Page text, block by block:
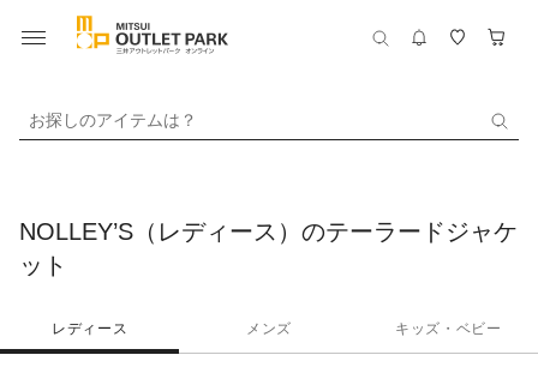
お探しのアイテムは？
NOLLEY’S（レディース）のテーラードジャケ
ット
レディース メンズ キッズ・ベビー